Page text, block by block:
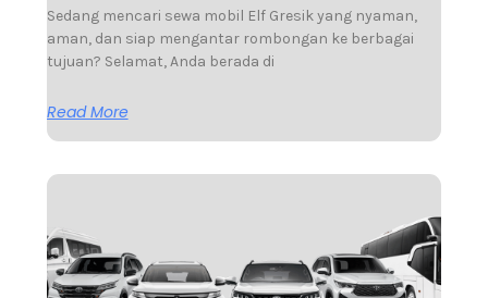
Sedang mencari sewa mobil Elf Gresik yang nyaman,
aman, dan siap mengantar rombongan ke berbagai
tujuan? Selamat, Anda berada di
Read More